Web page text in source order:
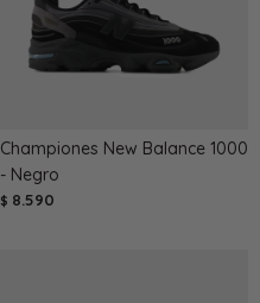
Championes New Balance 1000
- Negro
$ 8.590